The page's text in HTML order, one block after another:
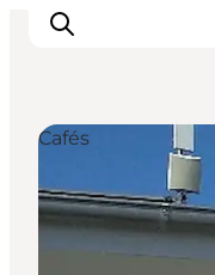
Erlebnisse
Reiseplanung
Cafés